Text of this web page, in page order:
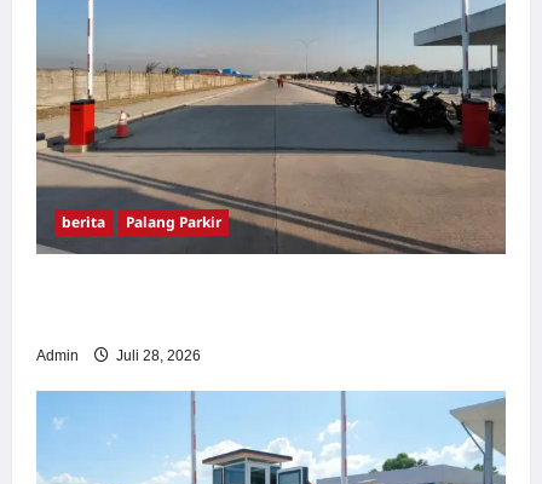
berita Palang Parkir
Admin Juli 28, 2026